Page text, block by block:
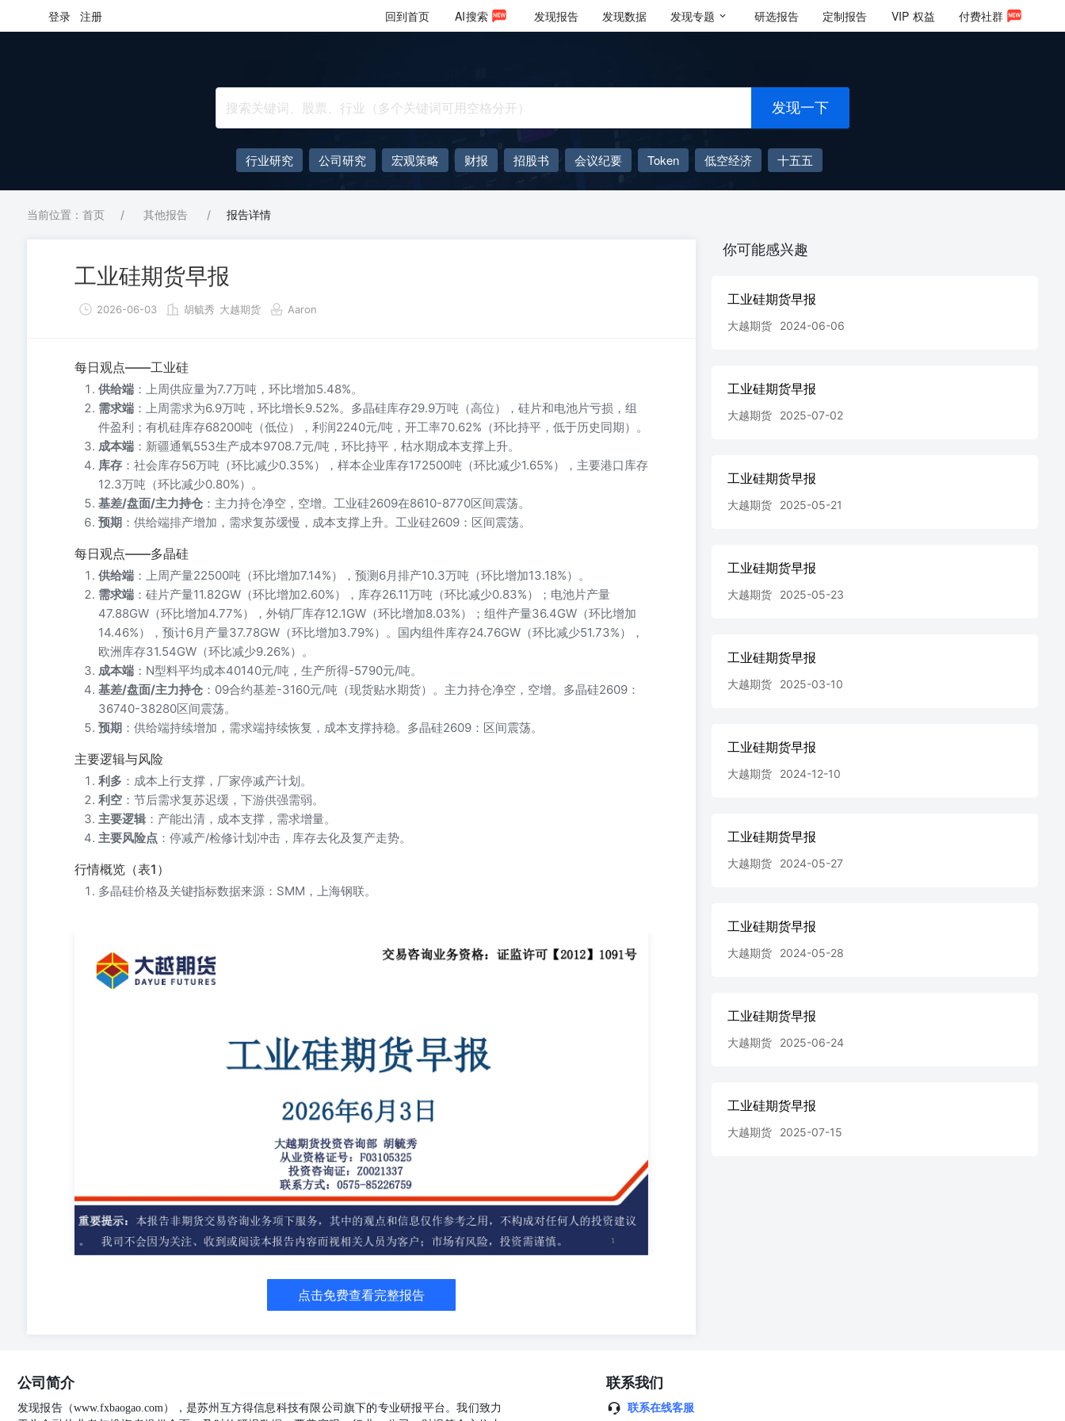
登录 注册 回到首页 AI搜索 发现报告 发现数据 发现专题 研选报告 定制报告 VIP 权益 付费社群
发现一下
行业研究 公司研究 宏观策略 财报 招股书 会议纪要 Token 低空经济
十五五
AIGC
大模型
当前位置：首页 / 其他报告 / 报告详情
工业硅期货早报
2026-06-03 胡毓秀 大越期货 Aaron
每日观点——工业硅
供给端 ：上周供应量为7.7万吨，环比增加5.48%。
需求端 ：上周需求为6.9万吨，环比增长9.52%。多晶硅库存29.9万吨（高位），硅片和电池片亏损，组
件盈利；有机硅库存68200吨（低位），利润2240元/吨，开工率70.62%（环比持平，低于历史同期）。
成本端 ：新疆通氧553生产成本9708.7元/吨，环比持平，枯水期成本支撑上升。
库存 ：社会库存56万吨（环比减少0.35%），样本企业库存172500吨（环比减少1.65%），主要港口库存
12.3万吨（环比减少0.80%）。
基差/盘面/主力持仓 ：主力持仓净空，空增。工业硅2609在8610-8770区间震荡。
预期 ：供给端排产增加，需求复苏缓慢，成本支撑上升。工业硅2609：区间震荡。
每日观点——多晶硅
供给端 ：上周产量22500吨（环比增加7.14%），预测6月排产10.3万吨（环比增加13.18%）。
需求端 ：硅片产量11.82GW（环比增加2.60%），库存26.11万吨（环比减少0.83%）；电池片产量
47.88GW（环比增加4.77%），外销厂库存12.1GW（环比增加8.03%）；组件产量36.4GW（环比增加
14.46%），预计6月产量37.78GW（环比增加3.79%）。国内组件库存24.76GW（环比减少51.73%），
欧洲库存31.54GW（环比减少9.26%）。
成本端 ：N型料平均成本40140元/吨，生产所得-5790元/吨。
基差/盘面/主力持仓 ：09合约基差-3160元/吨（现货贴水期货）。主力持仓净空，空增。多晶硅2609：
36740-38280区间震荡。
预期 ：供给端持续增加，需求端持续恢复，成本支撑持稳。多晶硅2609：区间震荡。
主要逻辑与风险
利多 ：成本上行支撑，厂家停减产计划。
利空 ：节后需求复苏迟缓，下游供强需弱。
主要逻辑 ：产能出清，成本支撑，需求增量。
主要风险点 ：停减产/检修计划冲击，库存去化及复产走势。
行情概览（表1）
多晶硅价格及关键指标数据来源：SMM，上海钢联。
示：本报告非期货交易咨询业务项下服务，其中的观点和信息仅作参考之用，不构成对任何人的投资建议。我司不会因为关注、
收到或阅读本报告内容而视相关人员为客户；市场有风险，投资需谨慎。 目录 每日观点 2 每日观点——工业硅 供给端来看，上
周工业硅供应量为7.7万吨，环比有所增加5.48%。 需求端来看，上周工业硅需求为6.9万吨，环比增长9.52%.需求有所抬升.多晶
口亏损为3178元/吨，A356铝送至无锡运费和利润为716.77元/吨，再生铝开工率为54.9%，还比减少2.65%,处于低位。 1、基本
面: 成本端来看,新疆地区样本通氧553生产成本为9708.7元/吨，环比减少0.00%,枯水期成本支撑有所上升。 2、基差:3、库存:4、
盘面:5、主力持仓:6、预期: 社会库存为56万吨，环比减少0.35%,样本企业库存为172500吨，环比减少1.65%,主要港口库存为12.3
升。工业硅2609：在8610-8770区间震荡。 每日观点——多晶硅 供给端来看，多晶硅上周产量为22500吨，环比增加7.14%,预测6
月排产为10.3万吨，较上月产量环比增加13.18%。 需求端来看，上周硅片产量为11.82GW,环比增加2.60%,库存为26.11万吨，环
比减少0.83%,目前硅片生产为亏损状态，6月排产为54.33GW,较上月产量51.2GW，环比增加6.11%；5月电池片产量为47.88GW,
环比增加4.77%,上周电池片外销厂库存为12.1GW,环比增加8.03%，目前生产为亏损状态，6月排产量为50.91GW,环比增加
6.32%；5月组件产量为36.4GW,环比增加14.46%,6月预计组件产量为37.78GW,环比增加3.79%,国内月度库存为24.76GW,环比减少
51.73%,欧洲月度库存为31.54GW,环比减少9.26%,目前组件生产为盈利状态。偏空。 1、基本面: 成本端来看，多晶硅N型料行业
平均成本为40140元/吨，生产所得为-5790元/吨。 2、基差:3、库存:4、盘面:5、主力持仓:6、预期: 偏空。中性。中性。偏空。
06月02日，N型致密料33000元/吨，09合约基差为-3160元/吨，现货贴水期货。 周度库存为29.9万吨，环比减少0.66%,处于历史
同期高位。 MA20向下，09合约期价收于MA20上方。 主力持仓净空，空增。 供给端排产持续增加，需求端硅片生产持续增加，
电池片生产持续增加，组件生产持续增加，总体需求表现为持续恢复。成本支撑有所持稳。多晶硅2609:在36740-38280区间震荡.
支撑，需求增量。 主要风险点：停减产/检修计划冲击，多晶硅库存去化及复产走势。 表1.昨日行情概览 •重要提示：本报告非
期货交易咨询业务项下服务，其中的观点和信息仅作参考之用，不构成对任何人的投资 多晶硅行情概览 •重要提示：本报告非期
资需谨慎。 数据来源：SMM，上海钢联•重要提示：本报告非期货交易咨询业务项下服务，其中的观点和信息仅作参考之用，不
构成对任何人的投资建议。我司不会因为关注、收到或阅读本报告内容而视相关人员为客户；市场有风险，投资需谨慎。 12数
据来源：SMM•重要提示：本报告非期货交易咨询业务项下服务，其中的观点和信息仅作参考之用，不构成对任何人的投资建
点击免费查看完整报告
你可能感兴趣
工业硅期货早报
大越期货 2024-06-06
工业硅期货早报
大越期货 2025-07-02
工业硅期货早报
大越期货 2025-05-21
工业硅期货早报
大越期货 2025-05-23
工业硅期货早报
大越期货 2025-03-10
工业硅期货早报
大越期货 2024-12-10
工业硅期货早报
大越期货 2024-05-27
工业硅期货早报
大越期货 2024-05-28
工业硅期货早报
大越期货 2025-06-24
工业硅期货早报
大越期货 2025-07-15
公司简介
发现报告（www.fxbaogao.com），是苏州互方得信息科技有限公司旗下的专业研报平台。我们致力
联系我们
联系在线客服